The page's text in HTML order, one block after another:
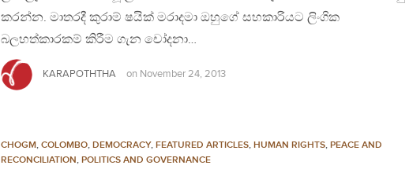
කරන්න. මාතරදී කුරාම් ෂයික් මරාදමා ඔහුගේ සහකාරියට ලිංගික
බලහත්කාරකම් කිරීම ගැන චෝදනා…
KARAPOTHTHA on November 24, 2013
CHOGM, COLOMBO, DEMOCRACY, FEATURED ARTICLES, HUMAN RIGHTS, PEACE AND
RECONCILIATION, POLITICS AND GOVERNANCE